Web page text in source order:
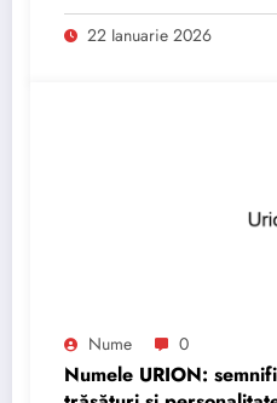
22 Ianuarie 2026
Nume 0
Numele URION: